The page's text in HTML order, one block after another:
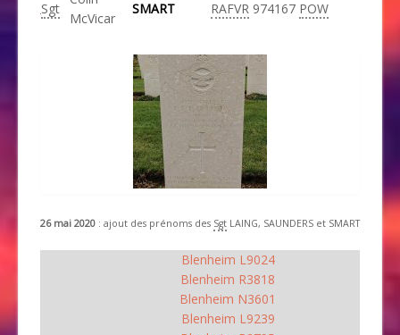
Sgt
McVicar
SMART RAFVR 974167 POW
26 mai 2020 : ajout des prénoms des Sgt LAING, SAUNDERS et SMART
Blenheim L9024
Blenheim R3818
Blenheim N3601
Blenheim L9239